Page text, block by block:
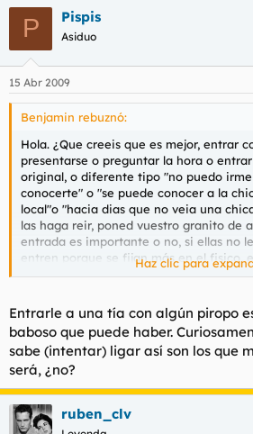
P Pispis
Asiduo
15 Abr 2009
Benjamin rebuznó:
Hola. ¿Que creeis que es mejor, entrar
presentarse o preguntar la hora o
original, o diferente tipo "no puedo
conocerte" o "se puede conocer a la
local"o "hacia dias que no veia una
las haga reir, poned vuestro granito de
entrada es importante o no, si ellas no
entren porque se fijan más en el fisico,
es más importante como seguir
Haz clic para
Entrarle a una tía con algún piropo
baboso que puede haber.
sabe (intentar) ligar así son los que
será, ¿no?
ruben_clv